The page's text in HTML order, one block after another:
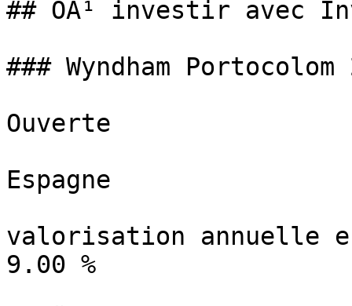
## OÃ¹ investir avec
### Wyndham
Ouverte
Espagne
valorisation annuelle
9.00 %